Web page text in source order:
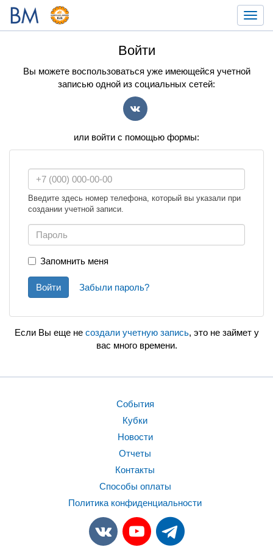
Войти
Вы можете воспользоваться уже имеющейся учетной
записью одной из социальных сетей:
или войти с помощью формы:
Введите здесь номер телефона, который вы указали при
создании учетной записи.
Запомнить меня
Войти Забыли пароль?
Если Вы еще не создали учетную запись, это не займет у
вас много времени.
События
Кубки
Новости
Отчеты
Контакты
Способы оплаты
Политика конфиденциальности